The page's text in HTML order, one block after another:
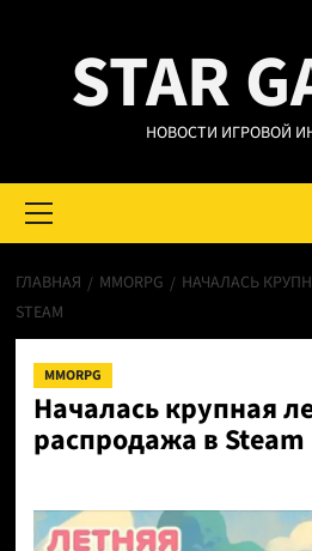
содержимомуSTAR
НОВОСТИ ИГРОВОЙ
меню
ГЛАВНАЯ MMORPG
НАЧАЛАСЬ
STEAM
MMORPG
Началась крупная
распродажа в Steam